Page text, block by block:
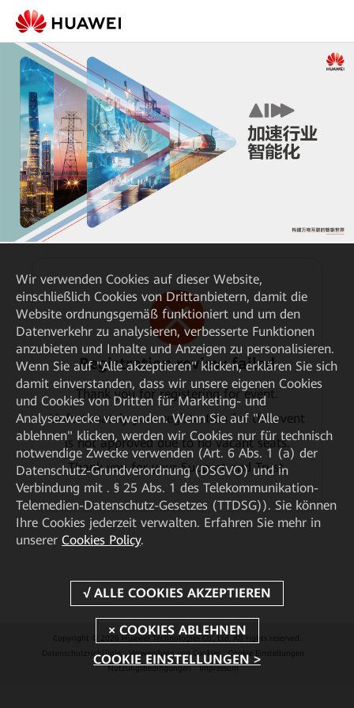
Registration review failed
Thank you for registering for event.
Unfortunately your registration for the event
is not approved due to no vacant seats.
Thank you for your Support and Trust.
Copyright © 2026 Huawei Technologies Co., Ltd. All rights reserved.
Datenschutzrichtlinie
Verwendung von Cookies
Cookie Einstellungen
Nutzungsbedingungen
Impressum
Wir verwenden Cookies auf dieser Website,
einschließlich Cookies von Drittanbietern, damit die
Website ordnungsgemäß funktioniert und um den
Datenverkehr zu analysieren, verbesserte Funktionen
anzubieten und Inhalte und Anzeigen zu personalisieren.
Wenn Sie auf "Alle akzeptieren" klicken, erklären Sie sich
damit einverstanden, dass wir unsere eigenen Cookies
und Cookies von Dritten für Marketing- und
Analysezwecke verwenden. Wenn Sie auf "Alle
ablehnen" klicken, werden wir Cookies nur für technisch
notwendige Zwecke verwenden (Art. 6 Abs. 1 (a) der
Datenschutz-Grundverordnung (DSGVO) und in
Verbindung mit . § 25 Abs. 1 des Telekommunikation-
Telemedien-Datenschutz-Gesetzes (TTDSG)). Sie können
Ihre Cookies jederzeit verwalten. Erfahren Sie mehr in
unserer Cookies Policy.
COOKIE EINSTELLUNGEN >